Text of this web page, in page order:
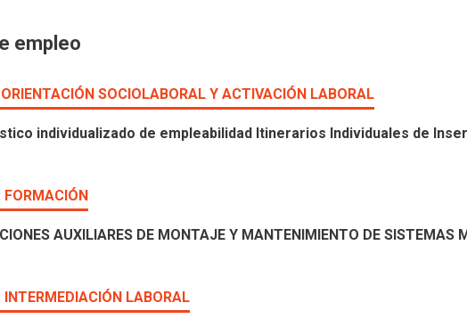
empleo
SOCIOLABORAL Y ACTIVACIÓN LABORAL
individualizado de empleabilidad Itinerarios Individuales de
FORMACIÓN
AUXILIARES DE MONTAJE Y MANTENIMIENTO DE
INTERMEDIACIÓN LABORAL